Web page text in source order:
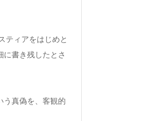
ティアをはじめと
に書き残したとさ
う真偽を、客観的